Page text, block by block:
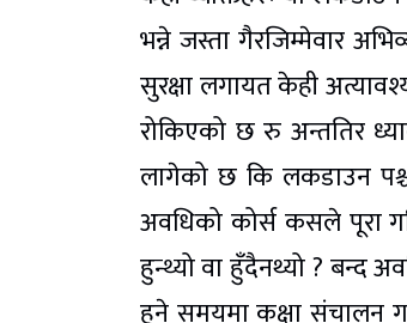
भन्ने जस्ता गैरजिम्मेवार
सुरक्षा लगायत केही
रोकिएको छ रु अन्ततिर
लागेको छ कि लकडाउन
अवधिको कोर्स कसले पूरा
हुन्थ्यो वा हुँदैनथ्यो ? बन्द
हुने समयमा कक्षा संचालन